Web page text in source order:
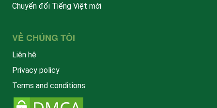
Chuyển đổi Tiếng Việt mới
VỀ CHÚNG TÔI
Liên hệ
Privacy policy
Terms and conditions